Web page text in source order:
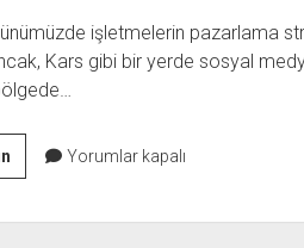
işletmelerin pazarlama
Kars gibi bir yerde sosyal
Kars
Susuz
Yorumlar kapalı